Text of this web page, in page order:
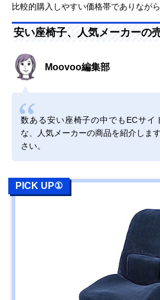
比較的購入しやすい価格帯でありなが
安い座椅子、人気メーカーの
Moovoo編集部
数ある安い座椅子の中でもECサイ
な、人気メーカーの商品を紹介しま
さい。
PICK UP①